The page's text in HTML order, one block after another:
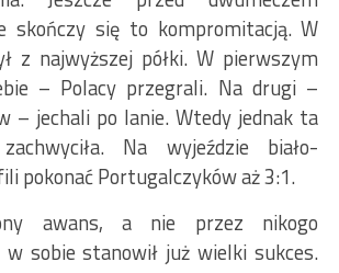
skończy się to kompromitacją. W
z najwyższej półki. W pierwszym
– Polacy przegrali. Na drugi –
– jechali po lanie. Wtedy jednak ta
Na wyjeździe biało-
pokonać Portugalczyków aż 3:1.
awans, a nie przez nikogo
w sobie stanowił już wielki sukces.